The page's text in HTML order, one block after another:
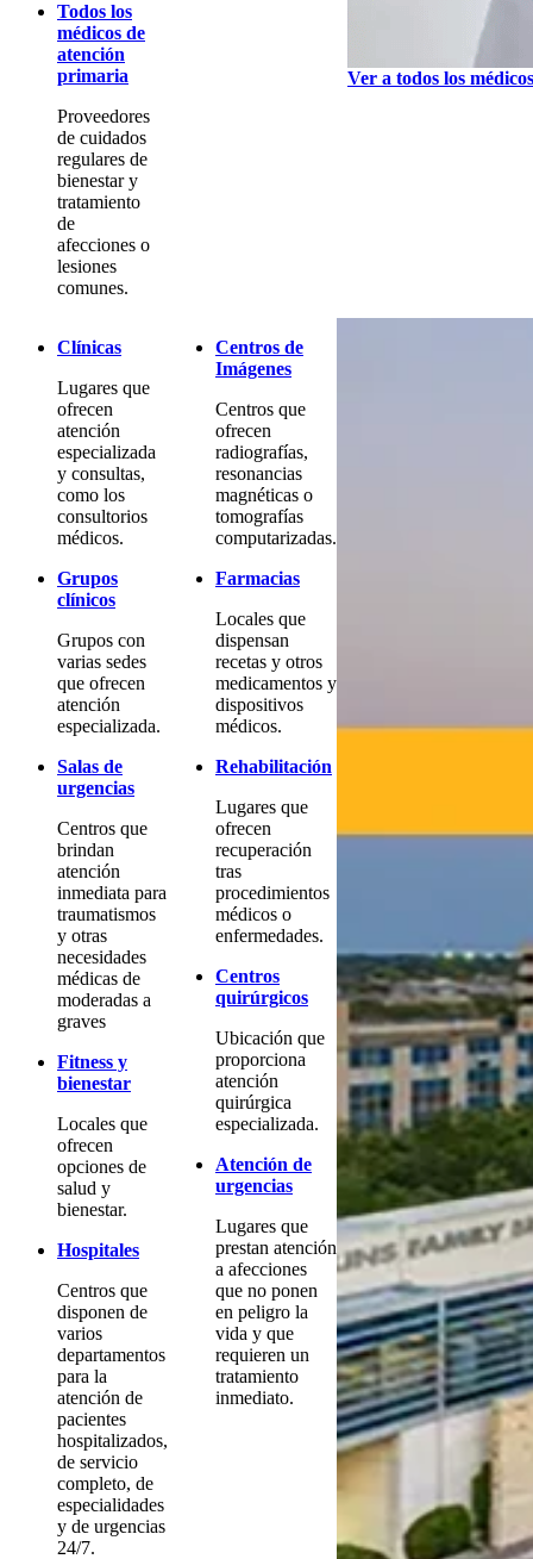
Todos los
médicos de
atención
primaria
Proveedores
de cuidados
regulares de
bienestar y
tratamiento
de
afecciones o
lesiones
comunes.
Ver a todos los médicos
Clínicas
Lugares que
ofrecen
atención
especializada
y consultas,
como los
consultorios
médicos.
Grupos
clínicos
Grupos con
varias sedes
que ofrecen
atención
especializada.
Salas de
urgencias
Centros que
brindan
atención
inmediata para
traumatismos
y otras
necesidades
médicas de
moderadas a
graves
Fitness y
bienestar
Locales que
ofrecen
opciones de
salud y
bienestar.
Hospitales
Centros que
disponen de
varios
departamentos
para la
atención de
pacientes
hospitalizados,
de servicio
completo, de
especialidades
y de urgencias
24/7.
Centros de
Imágenes
Centros que
ofrecen
radiografías,
resonancias
magnéticas o
tomografías
computarizadas.
Farmacias
Locales que
dispensan
recetas y otros
medicamentos y
dispositivos
médicos.
Rehabilitación
Lugares que
ofrecen
recuperación
tras
procedimientos
médicos o
enfermedades.
Centros
quirúrgicos
Ubicación que
proporciona
atención
quirúrgica
especializada.
Atención de
urgencias
Lugares que
prestan atención
a afecciones
que no ponen
en peligro la
vida y que
requieren un
tratamiento
inmediato.